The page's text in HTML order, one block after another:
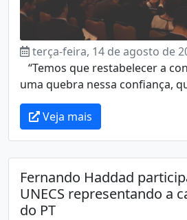
terça-feira, 14 de agosto de
“Temos que restabelecer a
uma quebra nessa confiança,
Veja mais
Fernando Haddad
UNECS representando a
do PT